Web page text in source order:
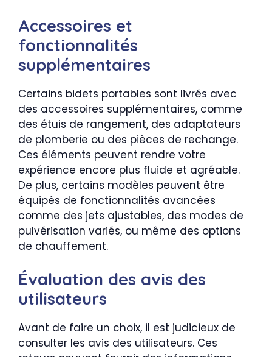
Accessoires et
fonctionnalités
supplémentaires
Certains bidets portables sont livrés avec
des accessoires supplémentaires, comme
des étuis de rangement, des adaptateurs
de plomberie ou des pièces de rechange.
Ces éléments peuvent rendre votre
expérience encore plus fluide et agréable.
De plus, certains modèles peuvent être
équipés de fonctionnalités avancées
comme des jets ajustables, des modes de
pulvérisation variés, ou même des options
de chauffement.
Évaluation des avis des
utilisateurs
Avant de faire un choix, il est judicieux de
consulter les avis des utilisateurs. Ces